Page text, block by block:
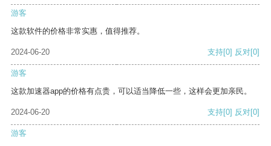
游客
这款软件的价格非常实惠，值得推荐。
2024-06-20 支持[0] 反对[0]
游客
这款加速器app的价格有点贵，可以适当降低一些，这样会更加亲民。
2024-06-20 支持[0] 反对[0]
游客